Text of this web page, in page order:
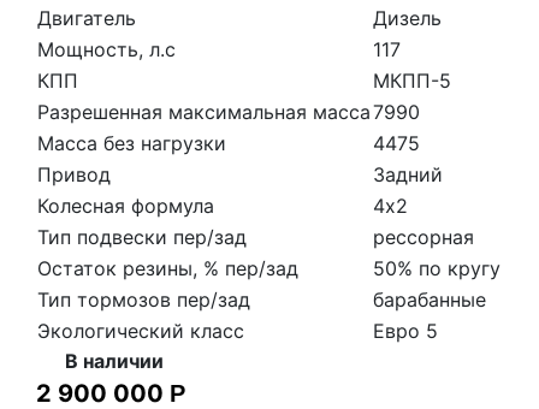
Двигатель
Дизель
Мощность, л.с
117
КПП
МКПП-5
Разрешенная максимальная масса7990
Масса без нагрузки
4475
Привод
Задний
Колесная формула
4х2
Тип подвески пер/зад
рессорная
Остаток резины, % пер/зад
50% по кругу
Тип тормозов пер/зад
барабанные
Экологический класс
Евро 5
В наличии
2 900 000 Р